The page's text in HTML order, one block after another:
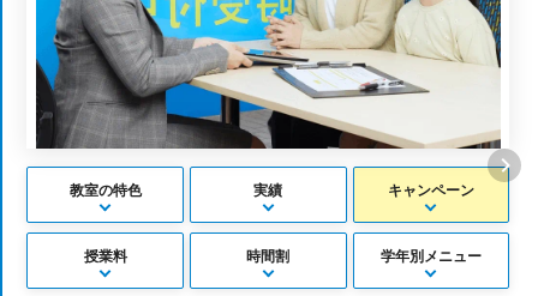
教室の特色 実績 キャンペーン
授業料 時間割 学年別メニュー